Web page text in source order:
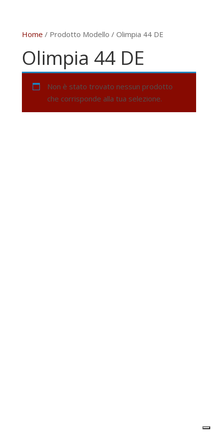
Home / Prodotto Modello / Olimpia 44 DE
Olimpia 44 DE
Non è stato trovato nessun prodotto
che corrisponde alla tua selezione.